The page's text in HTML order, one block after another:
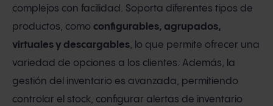
complejos con facilidad. Soporta diferentes tipos de
productos, como configurables, agrupados,
virtuales y descargables, lo que permite ofrecer una
variedad de opciones a los clientes. Además, la
gestión del inventario es avanzada, permitiendo
controlar el stock, configurar alertas de inventario